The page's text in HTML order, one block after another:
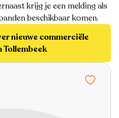
krijg je een melding als
beschikbaar komen.
nieuwe commerciële
Tollembeek